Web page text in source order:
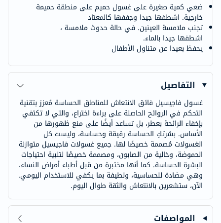
ضعي كمية صغيرة على غسول حميم على منطقة حميمة
خارجية. اشطفها جيدا وجففها كالمعتاد
تجنب ملامسة العينين. في حالة حدوث ملامسة ،
اشطفها جيدا بالماء.
يحفظ بعيدا عن متناول الأطفال
التفاصيل
غسول فاجيسيل فائق الانتعاش للمناطق الحساسة مُعزز بتقنية
التحكم في الروائح الحاصلة على براءة اختراع، والتي لا تكتفي
بإخفاء الرائحة بعطر، بل تساعد أيضًا على منع ظهورها من
الأساس. بشرتكِ الحساسة رقيقة وحساسة، وليست كل
الغسولات مُصممة خصيصًا لها. جميع غسولات فاجيسيل متوازنة
الحموضة، وخالية من الصابون، ومصممة خصيصًا لتلبية احتياجات
البشرة الحساسة. كما أنها مختبرة من قبل أطباء أمراض النساء،
وهي مضادة للحساسية، ولطيفة بما يكفي للاستخدام اليومي.
الآن، ستشعرين بالانتعاش والثقة طوال اليوم.
المواصفات